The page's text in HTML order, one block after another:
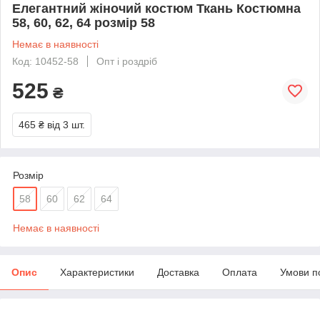
Елегантний жіночий костюм Ткань Костюмна
58, 60, 62, 64 розмір 58
Немає в наявності
Код: 10452-58
Опт і роздріб
525 ₴
465 ₴ від 3 шт.
Розмір
58 60 62 64
Немає в наявності
Опис Характеристики Доставка Оплата Умови